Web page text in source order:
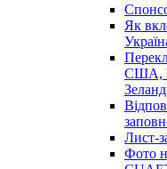
Як
США,
Лист-
Фото